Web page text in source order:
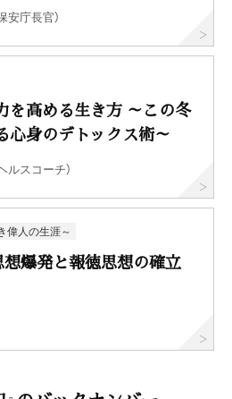
安庁長官）
を高める生き方 ～この冬
心身のデトックス術～
ルスコーチ）
人の生涯～
想爆発と報徳思想の確立